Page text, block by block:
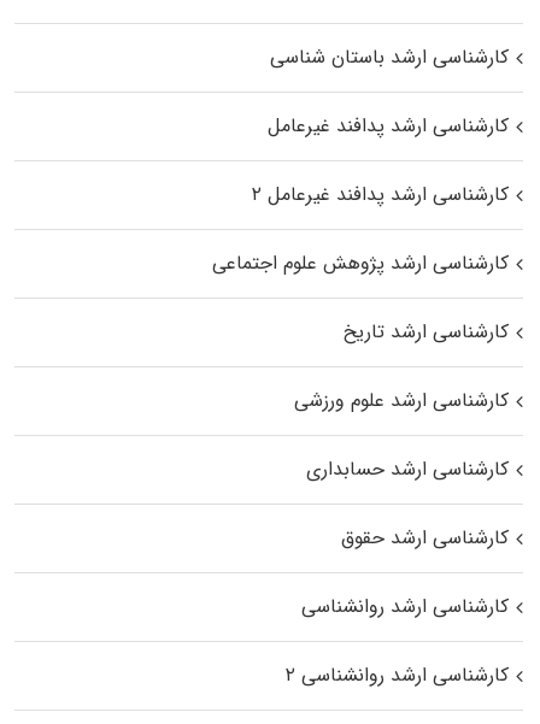
کارشناسی ارشد باستان شناسی
کارشناسی ارشد پدافند غیرعامل
کارشناسی ارشد پدافند غیرعامل ۲
کارشناسی ارشد پژوهش علوم اجتماعی
کارشناسی ارشد تاریخ
کارشناسی ارشد علوم ورزشی
کارشناسی ارشد حسابداری
کارشناسی ارشد حقوق
کارشناسی ارشد روانشناسی
کارشناسی ارشد روانشناسی ۲